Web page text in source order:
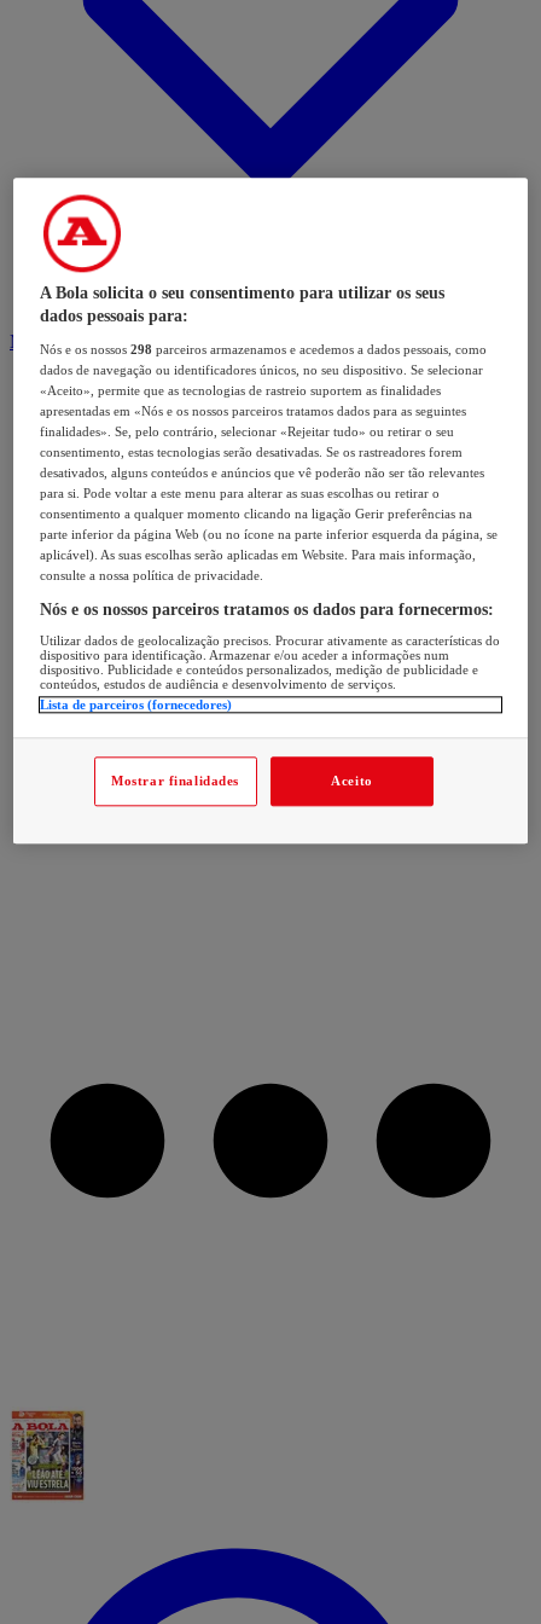
Modalidades
A Bola solicita o seu consentimento para utilizar os seus
dados pessoais para:
Nós e os nossos298 parceiros armazenamos e acedemos a dados pessoais, como
dados de navegação ou identificadores únicos, no seu dispositivo. Se selecionar
«Aceito», permite que as tecnologias de rastreio suportem as finalidades
apresentadas em «Nós e os nossos parceiros tratamos dados para as seguintes
finalidades». Se, pelo contrário, selecionar «Rejeitar tudo» ou retirar o seu
consentimento, estas tecnologias serão desativadas. Se os rastreadores forem
desativados, alguns conteúdos e anúncios que vê poderão não ser tão relevantes
para si. Pode voltar a este menu para alterar as suas escolhas ou retirar o
consentimento a qualquer momento clicando na ligação Gerir preferências na
parte inferior da página Web (ou no ícone na parte inferior esquerda da página, se
aplicável). As suas escolhas serão aplicadas em Website. Para mais informação,
consulte a nossa política de privacidade.
Nós e os nossos parceiros tratamos os dados para fornecermos:
Utilizar dados de geolocalização precisos. Procurar ativamente as características do
dispositivo para identificação. Armazenar e/ou aceder a informações num
dispositivo. Publicidade e conteúdos personalizados, medição de publicidade e
conteúdos, estudos de audiência e desenvolvimento de serviços.
Lista de parceiros (fornecedores)
Mostrar finalidades Aceito